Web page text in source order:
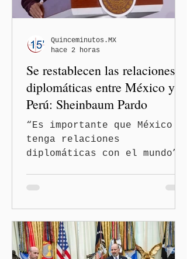
Se restablecen las relaciones
diplomáticas entre México y
Perú: Sheinbaum Pardo
“Es importante que México
tenga relaciones
diplomáticas con el mundo”,
Sheinbaum Pardo anunció el
restablecimiento de las
relaciones diplomáticas
entre los gobiernos de
Quinceminutos.MX
hace 2 horas